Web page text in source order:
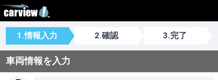
1.情報入力 2.確認 3.完了
車両情報を入力